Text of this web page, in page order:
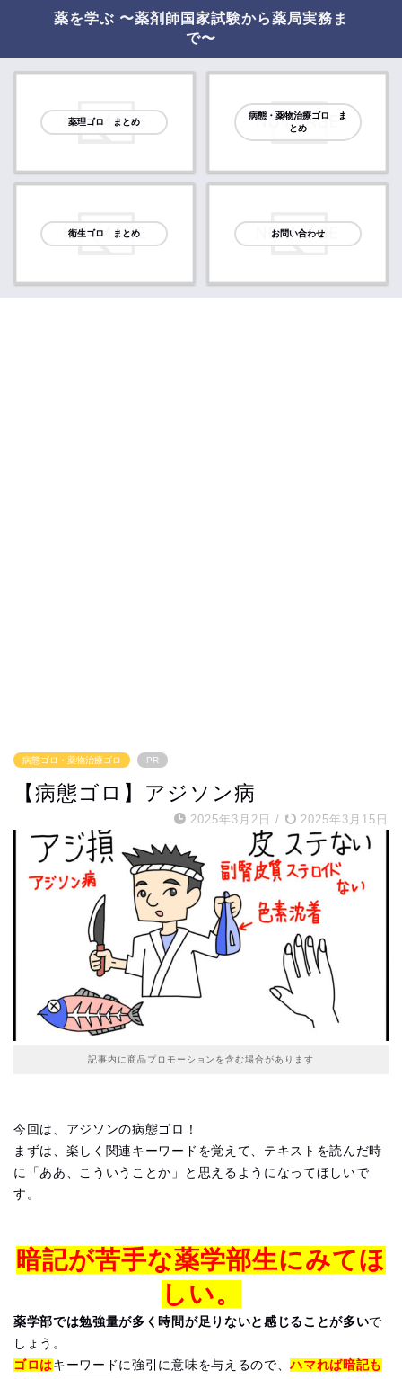
薬を学ぶ 〜薬剤師国家試験から薬局実務ま
で〜
薬理ゴロ まとめ
病態・薬物治療ゴロ ま
とめ
衛生ゴロ まとめ お問い合わせ
病態ゴロ・薬物治療ゴロ PR
【病態ゴロ】アジソン病
2025年3月2日 / 2025年3月15日
記事内に商品プロモーションを含む場合があります
今回は、アジソンの病態ゴロ！
まずは、楽しく関連キーワードを覚えて、テキストを読んだ時
に「ああ、こういうことか」と思えるようになってほしいで
す。
暗記が苦手な薬学部生にみてほ
しい。
薬学部では勉強量が多く時間が足りないと感じることが多いで
しょう。
ゴロはキーワードに強引に意味を与えるので、ハマれば暗記も